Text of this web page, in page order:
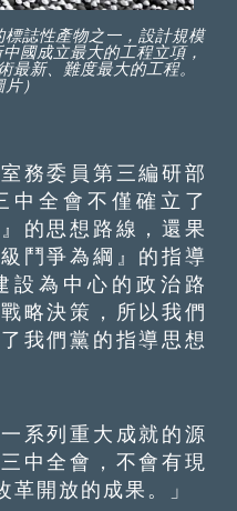
標誌性產物之一，設計規模
國成立最大的工程立項，
最新、難度最大的工程。
）
務委員第三編研部
中全會不僅確立了
的思想路線，還果
鬥爭為綱』的指導
設為中心的政治路
略決策，所以我們
我們黨的指導思想
列重大成就的源
中全會，不會有現
開放的成果。」